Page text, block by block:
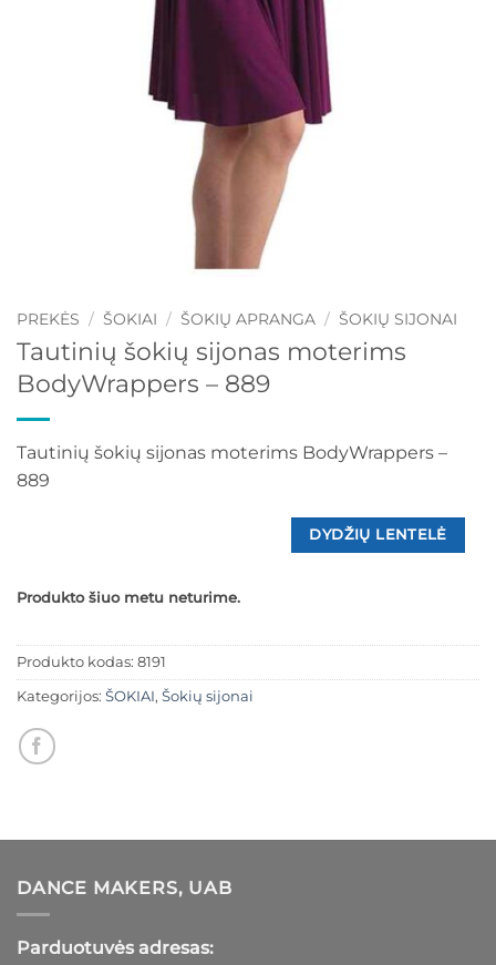
PREKĖS / ŠOKIAI / ŠOKIŲ APRANGA / ŠOKIŲ SIJONAI
Tautinių šokių sijonas moterims
BodyWrappers – 889
Tautinių šokių sijonas moterims BodyWrappers –
889
DYDŽIŲ LENTELĖ
Produkto šiuo metu neturime.
Produkto kodas: 8191
Kategorijos: ŠOKIAI, Šokių sijonai
DANCE MAKERS, UAB
Parduotuvės adresas: